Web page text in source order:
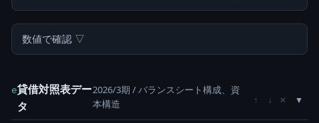
数値で確認 ▽
e貸借対照表デー
タ
2026/3期 / バランスシート構成、資
本構造
↑ ↓ ×